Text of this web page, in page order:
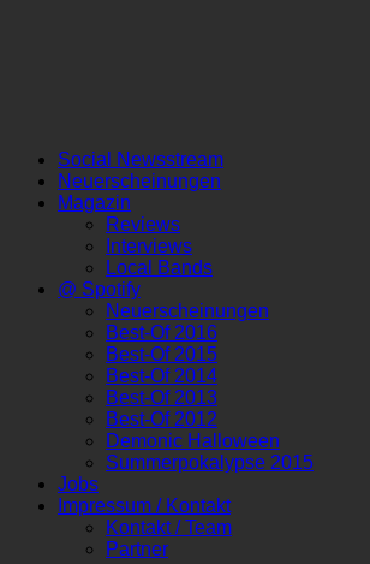
Social Newsstream
Neuerscheinungen
Magazin
Reviews
Interviews
Local Bands
@ Spotify
Neuerscheinungen
Best-Of 2016
Best-Of 2015
Best-Of 2014
Best-Of 2013
Best-Of 2012
Demonic Halloween
Summerpokalypse 2015
Jobs
Impressum / Kontakt
Kontakt / Team
Partner